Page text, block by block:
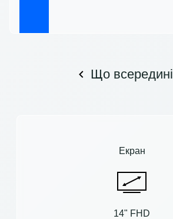
Що всередині
Екран
14" FHD